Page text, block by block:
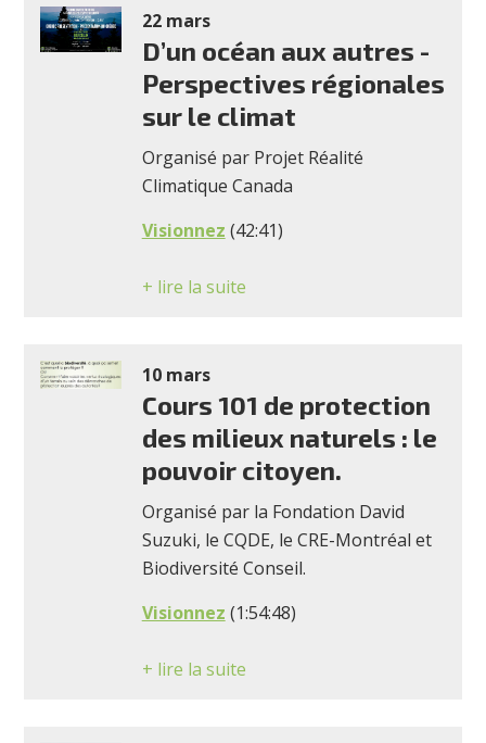
22 mars
D’un océan aux autres -
Perspectives régionales
sur le climat
Organisé par Projet Réalité
Climatique Canada
Visionnez (42:41)
+ lire la suite
10 mars
Cours 101 de protection
des milieux naturels : le
pouvoir citoyen.
Organisé par la Fondation David
Suzuki, le CQDE, le CRE-Montréal et
Biodiversité Conseil.
Visionnez (1:54:48)
+ lire la suite